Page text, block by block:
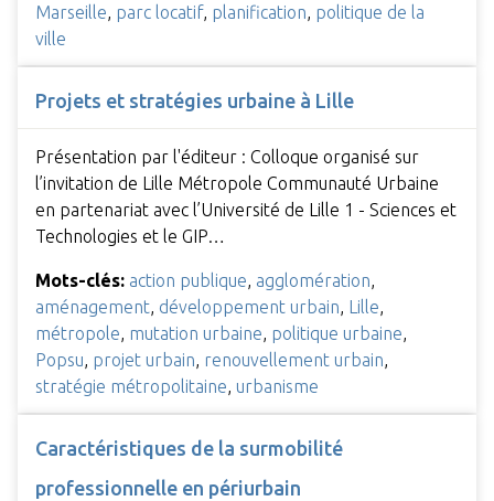
Marseille, parc locatif, planification, politique de la
ville
Projets et stratégies urbaine à Lille
Présentation par l'éditeur : Colloque organisé sur
l’invitation de Lille Métropole Communauté Urbaine
en partenariat avec l’Université de Lille 1 - Sciences et
Technologies et le GIP…
Mots-clés: action publique, agglomération,
aménagement, développement urbain, Lille,
métropole, mutation urbaine, politique urbaine,
Popsu, projet urbain, renouvellement urbain,
stratégie métropolitaine, urbanisme
Caractéristiques de la surmobilité
professionnelle en périurbain